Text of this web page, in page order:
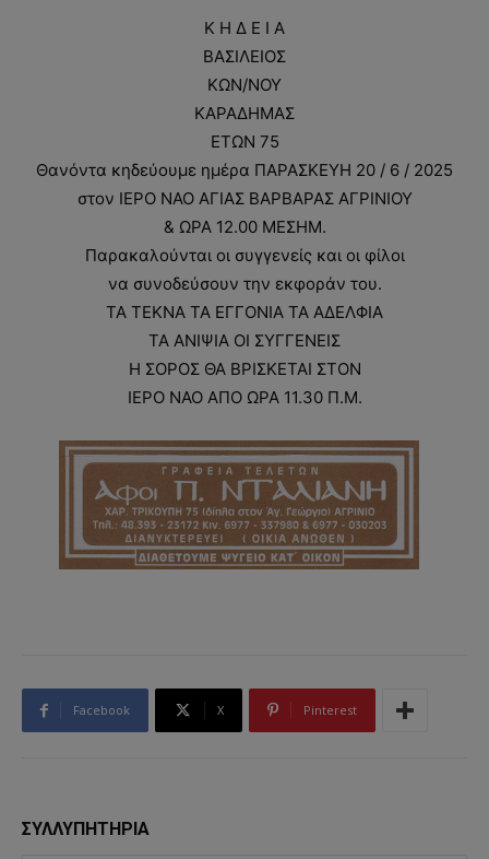
Κ Η Δ Ε Ι Α
ΒΑΣΙΛΕΙΟΣ
ΚΩΝ/ΝΟΥ
ΚΑΡΑΔΗΜΑΣ
ΕΤΩΝ 75
Θανόντα κηδεύουμε ημέρα ΠΑΡΑΣΚΕΥΗ 20 / 6 / 2025
στον ΙΕΡΟ ΝΑΟ ΑΓΙΑΣ ΒΑΡΒΑΡΑΣ ΑΓΡΙΝΙΟΥ
& ΩΡΑ 12.00 ΜΕΣΗΜ.
Παρακαλούνται οι συγγενείς και οι φίλοι
να συνοδεύσουν την εκφοράν του.
ΤΑ ΤΕΚΝΑ ΤΑ ΕΓΓΟΝΙΑ ΤΑ ΑΔΕΛΦΙΑ
ΤΑ ΑΝΙΨΙΑ ΟΙ ΣΥΓΓΕΝΕΙΣ
Η ΣΟΡΟΣ ΘΑ ΒΡΙΣΚΕΤΑΙ ΣΤΟΝ
ΙΕΡΟ ΝΑΟ ΑΠΟ ΩΡΑ 11.30 Π.Μ.
Facebook X Pinterest
ΣΥΛΛΥΠΗΤΗΡΙΑ